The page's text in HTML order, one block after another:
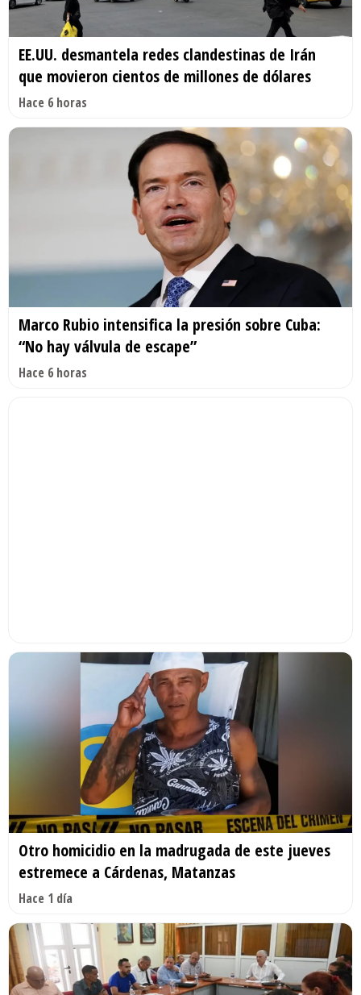
EE.UU. desmantela redes clandestinas de Irán
que movieron cientos de millones de dólares
Hace 6 horas
Marco Rubio intensifica la presión sobre Cuba:
“No hay válvula de escape”
Hace 6 horas
Otro homicidio en la madrugada de este jueves
estremece a Cárdenas, Matanzas
Hace 1 día